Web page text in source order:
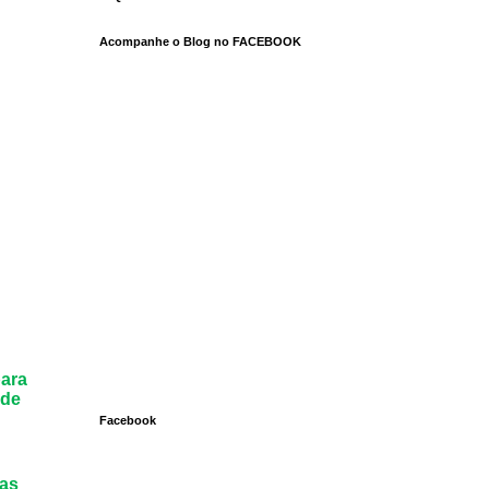
Acompanhe o Blog no FACEBOOK
Facebook